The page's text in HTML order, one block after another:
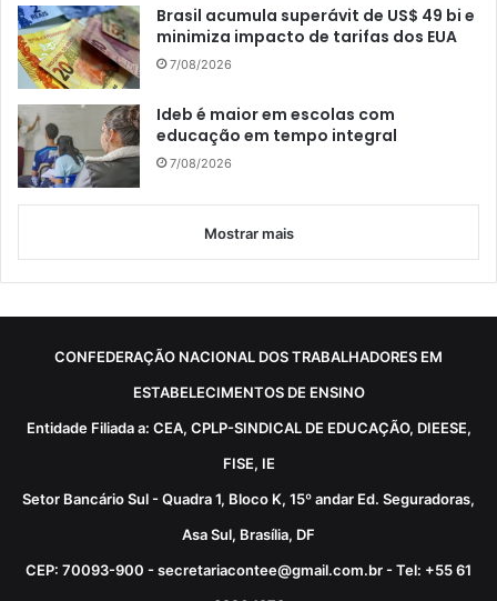
Brasil acumula superávit de US$ 49 bi e
minimiza impacto de tarifas dos EUA
7/08/2026
Ideb é maior em escolas com
educação em tempo integral
7/08/2026
Mostrar mais
CONFEDERAÇÃO NACIONAL DOS TRABALHADORES EM
ESTABELECIMENTOS DE ENSINO
Entidade Filiada a: CEA, CPLP-SINDICAL DE EDUCAÇÃO, DIEESE,
FISE, IE
Setor Bancário Sul - Quadra 1, Bloco K, 15º andar Ed. Seguradoras,
Asa Sul, Brasília, DF
CEP: 70093-900 - secretariacontee@gmail.com.br - Tel: +55 61